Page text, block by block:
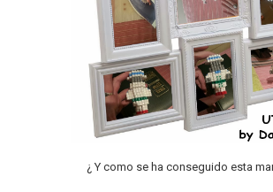
¿ Y como se ha conseguido esta